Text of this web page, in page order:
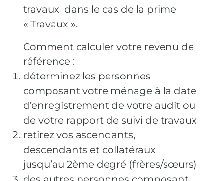
travaux dans le cas de la prime
« Travaux ».
Comment calculer votre revenu de
référence :
déterminez les personnes
composant votre ménage à la date
d’enregistrement de votre audit ou
de votre rapport de suivi de travaux
retirez vos ascendants,
descendants et collatéraux
jusqu’au 2ème degré (frères/sœurs)